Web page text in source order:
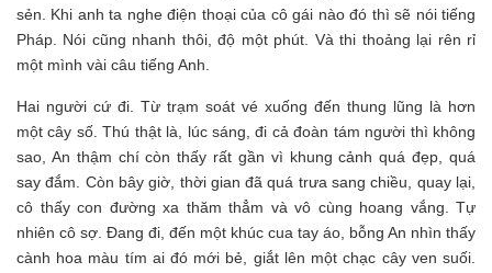
sẻn. Khi anh ta nghe điện thoại của cô gái nào đó thì sẽ nói tiếng
Pháp. Nói cũng nhanh thôi, độ một phút. Và thi thoảng lại rên rỉ
một mình vài câu tiếng Anh.
Hai người cứ đi. Từ trạm soát vé xuống đến thung lũng là hơn
một cây số. Thú thật là, lúc sáng, đi cả đoàn tám người thì không
sao, An thậm chí còn thấy rất gần vì khung cảnh quá đẹp, quá
say đắm. Còn bây giờ, thời gian đã quá trưa sang chiều, quay lại,
cô thấy con đường xa thăm thẳm và vô cùng hoang vắng. Tự
nhiên cô sợ. Đang đi, đến một khúc cua tay áo, bỗng An nhìn thấy
cành hoa màu tím ai đó mới bẻ, giắt lên một chạc cây ven suối.